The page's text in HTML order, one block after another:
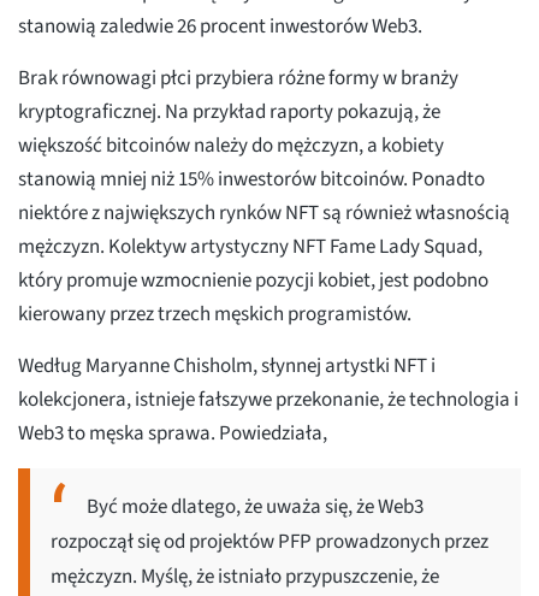
stanowią zaledwie 26 procent inwestorów Web3.
Brak równowagi płci przybiera różne formy w branży
kryptograficznej. Na przykład raporty pokazują, że
większość bitcoinów należy do mężczyzn, a kobiety
stanowią mniej niż 15% inwestorów bitcoinów. Ponadto
niektóre z największych rynków NFT są również własnością
mężczyzn. Kolektyw artystyczny NFT Fame Lady Squad,
który promuje wzmocnienie pozycji kobiet, jest podobno
kierowany przez trzech męskich programistów.
Według Maryanne Chisholm, słynnej artystki NFT i
kolekcjonera, istnieje fałszywe przekonanie, że technologia i
Web3 to męska sprawa. Powiedziała,
Być może dlatego, że uważa się, że Web3
rozpoczął się od projektów PFP prowadzonych przez
mężczyzn. Myślę, że istniało przypuszczenie, że